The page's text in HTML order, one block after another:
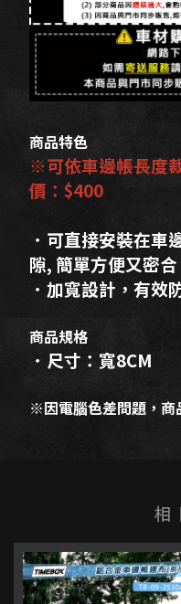
商品特色
※可依車邊帳長度
價：$400
．可直接安裝在車
隙, 簡單方便又密合
．加寬設計，有效
商品規格
．尺寸：寬8CM
※因電腦色差問題，商